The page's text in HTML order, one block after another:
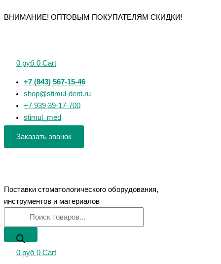
к
ВНИМАНИЕ! ОПТОВЫМ ПОКУПАТЕЛЯМ СКИДКИ!
0 руб 0 Cart
+7 (843) 567-15-46
shop@stimul-dent.ru
+7 939 39-17-700
stimul_med
Заказать звонок
Поставки стоматологического оборудования,
инструментов и материалов
товаров
0 руб 0 Cart
товаров
товара
товара
товара
товара
товара